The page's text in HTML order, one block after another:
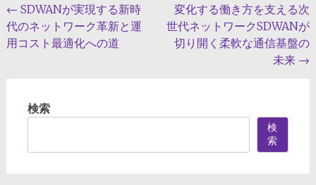
投
稿
← SDWANが実現する新時
代のネットワーク革新と運
用コスト最適化への道
変化する働き方を支える次
世代ネットワークSDWANが
切り開く柔軟な通信基盤の
未来 →
検索
検
索